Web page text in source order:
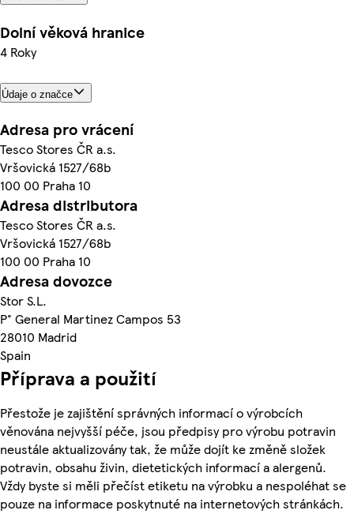
Dolní věková hranice
4 Roky
Údaje o značce
Adresa pro vrácení
Tesco Stores ČR a.s.
Vršovická 1527/68b
100 00 Praha 10
Adresa distributora
Tesco Stores ČR a.s.
Vršovická 1527/68b
100 00 Praha 10
Adresa dovozce
Stor S.L.
P° General Martinez Campos 53
28010 Madrid
Spain
Příprava a použití
Přestože je zajištění správných informací o výrobcích
věnována nejvyšší péče, jsou předpisy pro výrobu potravin
neustále aktualizovány tak, že může dojít ke změně složek
potravin, obsahu živin, dietetických informací a alergenů.
Vždy byste si měli přečíst etiketu na výrobku a nespoléhat se
pouze na informace poskytnuté na internetových stránkách.